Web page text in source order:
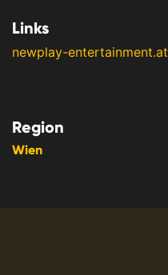
Links
newplay-entertainment.at
Region
Wien